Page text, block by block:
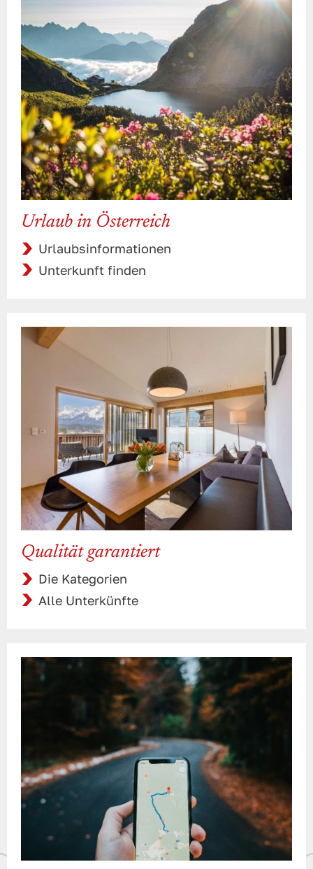
Urlaub in Österreich
Urlaubsinformationen
Unterkunft finden
Qualität garantiert
Die Kategorien
Alle Unterkünfte